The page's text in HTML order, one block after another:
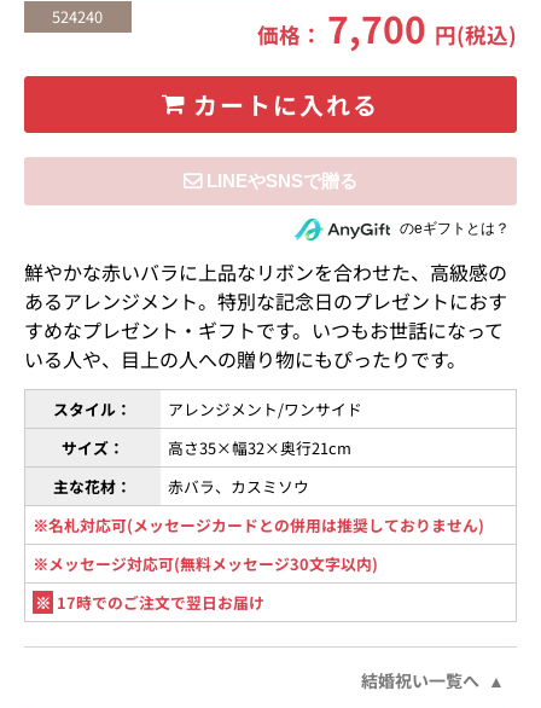
524240
価格： 7,700 円(税込)
カートに入れる
住所を知らない相手にeギフトで贈るのeギフトとは？
鮮やかな赤いバラに上品なリボンを合わせた、高級感の
あるアレンジメント。特別な記念日のプレゼントにおす
すめなプレゼント・ギフトです。いつもお世話になって
いる人や、目上の人への贈り物にもぴったりです。
スタイル：
アレンジメント/ワンサイド
サイズ：
高さ35×幅32×奥行21cm
主な花材：
赤バラ、カスミソウ
※名札対応可(メッセージカードとの併用は推奨しておりません)
※メッセージ対応可(無料メッセージ30文字以内)
※ 17時でのご注文で翌日お届け
結婚祝い一覧へ